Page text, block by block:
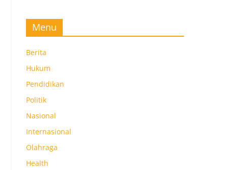
Menu
Berita
Hukum
Pendidikan
Politik
Nasional
Internasional
Olahraga
Health